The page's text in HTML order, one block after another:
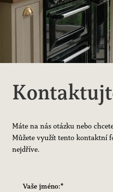
Máte na nás otázku nebo
Můžete využít tento kontaktní
nejdříve.